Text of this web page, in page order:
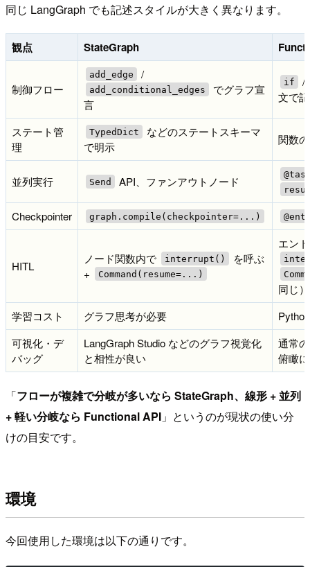
同じ LangGraph でも記述スタイルが大きく異なります。
観点 StateGraph
制御フロー
add_edge /
add_conditional_edges
でグラフ宣
言
if
/
文で
ステート管
理
TypedDict
などのステートスキーマ
で明示
関数
並列実行 Send API、ファンアウトノード
Checkpointer graph.compile(checkpointer=...)
HITL
ノード関数内で interrupt()
を呼ぶ
+
Command(resume=...)
エン
同じ）
学習コスト
グラフ思考が必要
可視化・デ
バッグ
LangGraph Studio などのグラフ視覚化
と相性が良い
通常
俯瞰
「フローが複雑で分岐が多いなら StateGraph、線形 + 並列
+ 軽い分岐なら Functional API 」というのが現状の使い分
けの目安です。
環境
今回使用した環境は以下の通りです。